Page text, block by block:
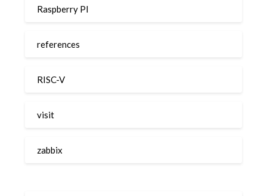
Raspberry PI
references
RISC-V
visit
zabbix